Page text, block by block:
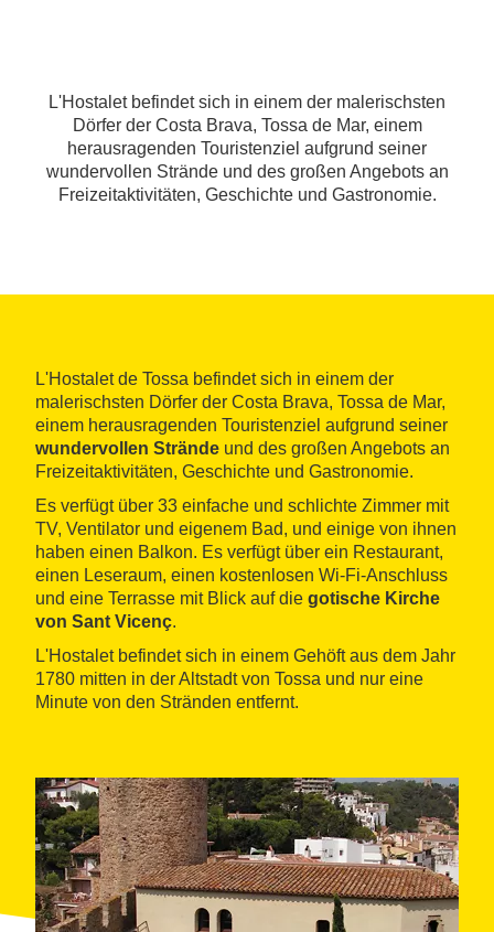
L'Hostalet befindet sich in einem der malerischsten
Dörfer der Costa Brava, Tossa de Mar, einem
herausragenden Touristenziel aufgrund seiner
wundervollen Strände und des großen Angebots an
Freizeitaktivitäten, Geschichte und Gastronomie.
L'Hostalet de Tossa befindet sich in einem der
malerischsten Dörfer der Costa Brava, Tossa de Mar,
einem herausragenden Touristenziel aufgrund seiner
wundervollen Strände und des großen Angebots an
Freizeitaktivitäten, Geschichte und Gastronomie.
Es verfügt über 33 einfache und schlichte Zimmer mit
TV, Ventilator und eigenem Bad, und einige von ihnen
haben einen Balkon. Es verfügt über ein Restaurant,
einen Leseraum, einen kostenlosen Wi-Fi-Anschluss
und eine Terrasse mit Blick auf die gotische Kirche
von Sant Vicenç.
L'Hostalet befindet sich in einem Gehöft aus dem Jahr
1780 mitten in der Altstadt von Tossa und nur eine
Minute von den Stränden entfernt.